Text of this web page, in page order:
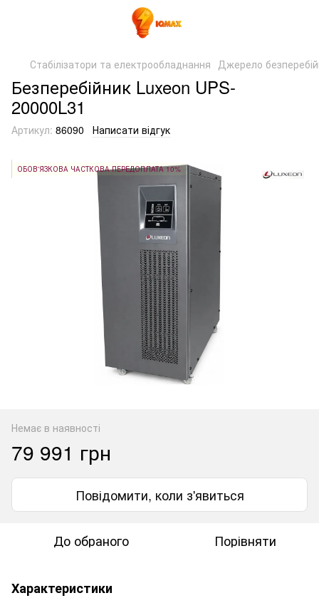
Стабілізатори та електрообладнання Джерело
Безперебійник Luxeon UPS-
20000L31
Артикул: 86090 Написати відгук
ОБОВ'ЯЗКОВА ЧАСТКОВА ПЕРЕДОПЛАТА 10%
Немає в наявності
79 991 грн
Повідомити, коли з'явиться
До обраного Порівняти
Характеристики